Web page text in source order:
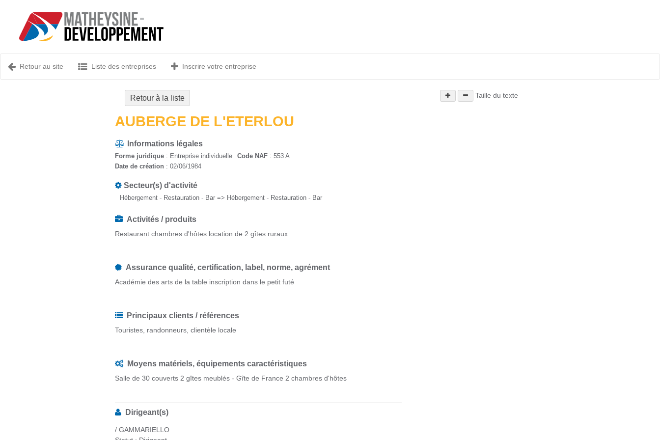
Retour au site Liste des entreprises Inscrire votre entreprise
Retour à la liste Taille du texte
AUBERGE DE L'ETERLOU
Informations légales
Forme juridique : Entreprise individuelle Code NAF : 553 A
Date de création : 02/06/1984
Secteur(s) d'activité
Hébergement - Restauration - Bar => Hébergement - Restauration - Bar
Activités / produits
Restaurant chambres d'hôtes location de 2 gîtes ruraux
Assurance qualité, certification, label, norme, agrément
Académie des arts de la table inscription dans le petit futé
Principaux clients / références
Touristes, randonneurs, clientèle locale
Moyens matériels, équipements caractéristiques
Salle de 30 couverts 2 gîtes meublés - Gîte de France 2 chambres d'hôtes
Dirigeant(s)
/ GAMMARIELLO